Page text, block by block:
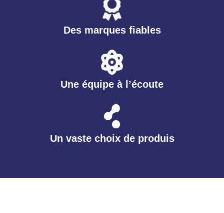
Des marques fiables
Une équipe à l’écoute
Un vaste choix de produis